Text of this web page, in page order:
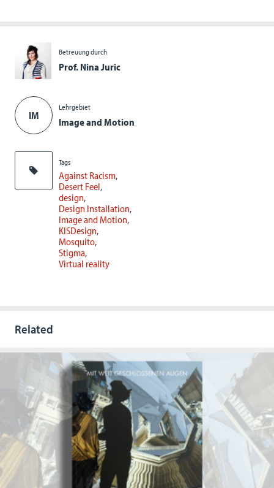
Betreuung durch
Prof. Nina Juric
IM
Lehrgebiet
Image and Motion
Tags
Against Racism
Desert Feel
design
Design Installation
Image and Motion
KISDesign
Mosquito
Stigma
Virtual reality
Related